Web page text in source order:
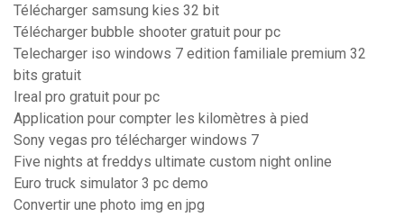
Télécharger samsung kies 32 bit
Télécharger bubble shooter gratuit pour pc
Telecharger iso windows 7 edition familiale premium 32
bits gratuit
Ireal pro gratuit pour pc
Application pour compter les kilomètres à pied
Sony vegas pro télécharger windows 7
Five nights at freddys ultimate custom night online
Euro truck simulator 3 pc demo
Convertir une photo img en jpg